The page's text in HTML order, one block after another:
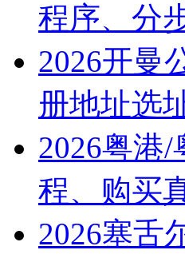
程序、分
2026开曼
册地址选
2026粤港
程、购买
2026塞舌